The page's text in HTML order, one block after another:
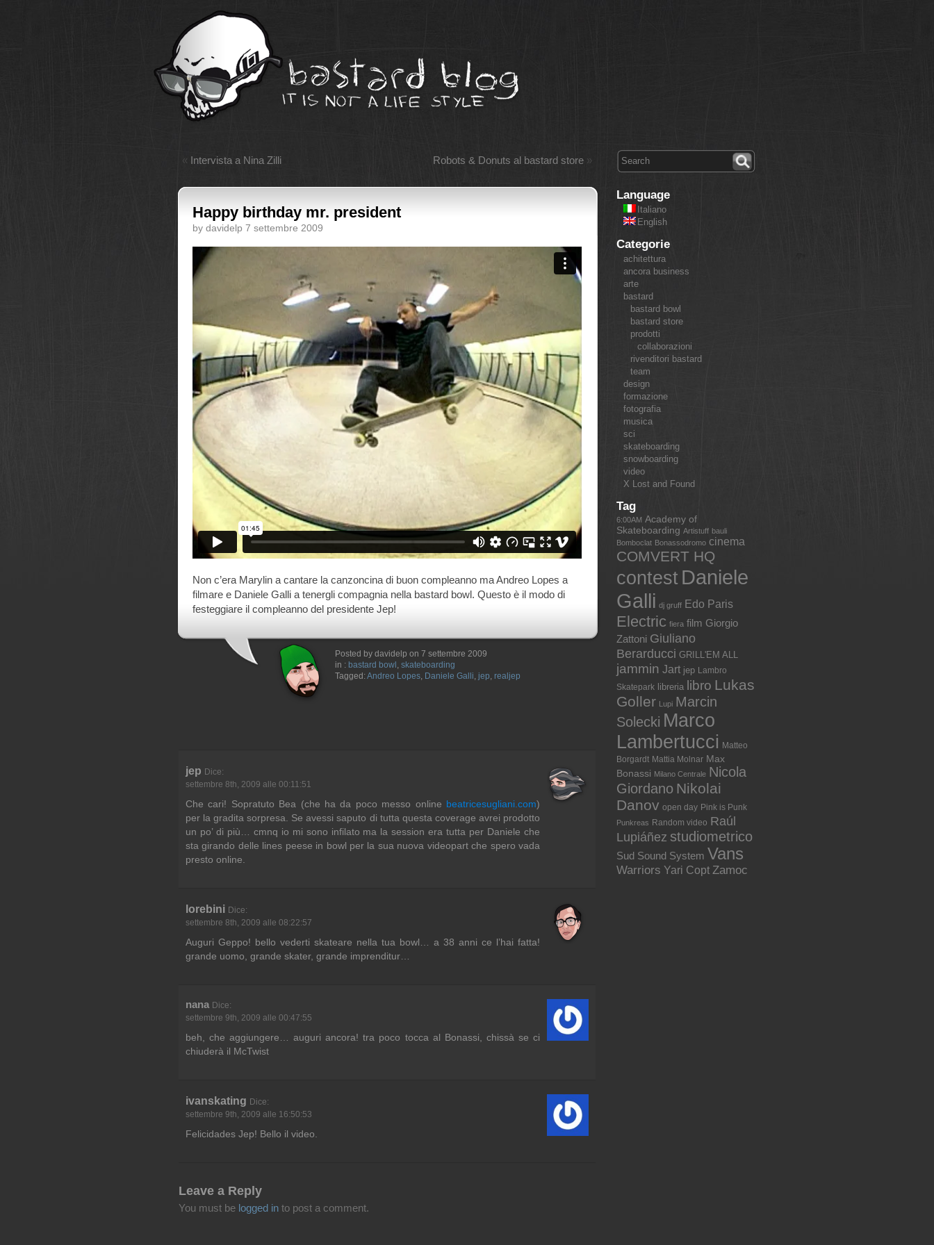
« Intervista a Nina Zilli Robots & Donuts al bastard store »
Happy birthday mr. president
by davidelp 7 settembre 2009
Non c’era Marylin a cantare la canzoncina di buon compleanno ma Andreo Lopes a
filmare e Daniele Galli a tenergli compagnia nella bastard bowl. Questo è il modo di
festeggiare il compleanno del presidente Jep!
Posted by davidelp on 7 settembre 2009
in : bastard bowl , skateboarding
Tagged: Andreo Lopes, Daniele Galli, jep, realjep
jep Dice:
settembre 8th, 2009 alle 00:11:51
Che cari! Sopratuto Bea (che ha da poco messo online beatricesugliani.com)
per la gradita sorpresa. Se avessi saputo di tutta questa coverage avrei prodotto
un po’ di più… cmnq io mi sono infilato ma la session era tutta per Daniele che
sta girando delle lines peese in bowl per la sua nuova videopart che spero vada
presto online.
lorebini Dice:
settembre 8th, 2009 alle 08:22:57
Auguri Geppo! bello vederti skateare nella tua bowl… a 38 anni ce l’hai fatta!
grande uomo, grande skater, grande imprenditur…
nana Dice:
settembre 9th, 2009 alle 00:47:55
beh, che aggiungere… auguri ancora! tra poco tocca al Bonassi, chissà se ci
chiuderà il McTwist
ivanskating Dice:
settembre 9th, 2009 alle 16:50:53
Felicidades Jep! Bello il video.
Leave a Reply
You must be logged in to post a comment.
Language
Italiano
English
Categorie
achitettura
ancora business
arte
bastard
bastard bowl
bastard store
prodotti
collaborazioni
rivenditori bastard
team
design
formazione
fotografia
musica
sci
skateboarding
snowboarding
video
X Lost and Found
Tag
6:00AM Academy of
Skateboarding Artistuff bauli
Bomboclat Bonassodromo cinema
COMVERT HQ
contest Daniele
Galli dj gruff Edo Paris
Electric fiera film Giorgio
Zattoni Giuliano
Berarducci GRILL'EM ALL
jammin Jart jep Lambro
Skatepark libreria libro Lukas
Goller Lupi Marcin
Solecki Marco
Lambertucci Matteo
Borgardt Mattia Molnar Max
Bonassi Milano Centrale Nicola
Giordano Nikolai
Danov open day Pink is Punk
Punkreas Random video Raúl
Lupiáñez studiometrico
Sud Sound System Vans
Warriors Yari Copt Zamoc